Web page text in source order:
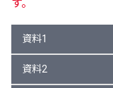
す。
資料1
資料2